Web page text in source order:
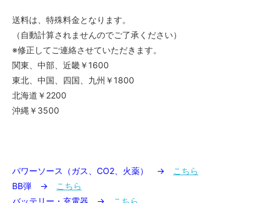
送料は、特殊料金となります。
（自動計算されませんのでご了承ください）
※修正してご連絡させていただきます。
関東、中部、近畿￥1600
東北、中国、四国、九州￥1800
北海道￥2200
沖縄￥3500
パワーソース（ガス、CO2、火薬） →
こちら
BB弾 →
こちら
バッテリー・充電器 →
こちら